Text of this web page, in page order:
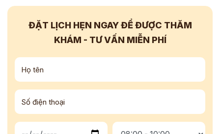
ĐẶT LỊCH HẸN NGAYĐỂ ĐƯỢC THĂM
KHÁM - TƯ VẤN MIỄN PHÍ